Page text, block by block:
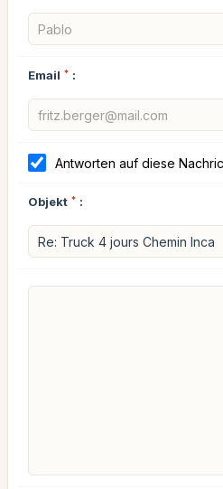
Email * :
Antworten auf diese
Objekt * :